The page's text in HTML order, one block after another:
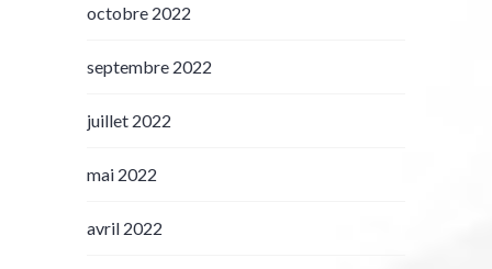
octobre 2022
septembre 2022
juillet 2022
mai 2022
avril 2022